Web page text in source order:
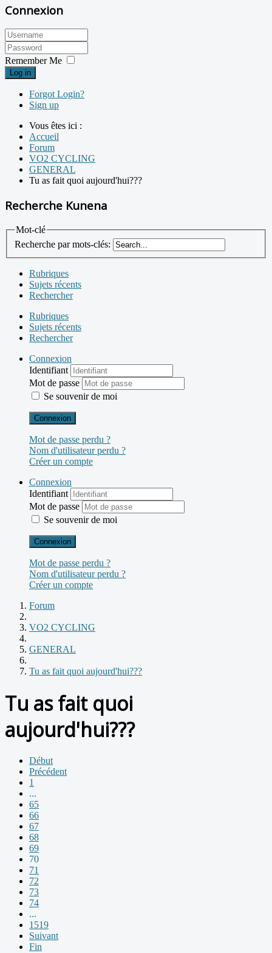
Connexion
Remember Me
Log in
Forgot Login?
Sign up
Vous êtes ici :
Accueil
Forum
VO2 CYCLING
GENERAL
Tu as fait quoi aujourd'hui???
Recherche Kunena
Mot-clé
Recherche par mots-clés:
Rubriques
Sujets récents
Rechercher
Rubriques
Sujets récents
Rechercher
Connexion
Identifiant
Mot de passe
Se souvenir de moi
Connexion
Mot de passe perdu ?
Nom d'utilisateur perdu ?
Créer un compte
Connexion
Identifiant
Mot de passe
Se souvenir de moi
Connexion
Mot de passe perdu ?
Nom d'utilisateur perdu ?
Créer un compte
Forum
VO2 CYCLING
GENERAL
Tu as fait quoi aujourd'hui???
Tu as fait quoi
aujourd'hui???
Début
Précédent
1
...
65
66
67
68
69
70
71
72
73
74
...
1519
Suivant
Fin